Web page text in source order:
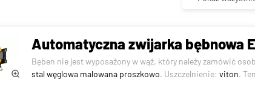
Automatyczna zwijarka bębnowa
Bęben nie jest wyposażony w wąż, który należy zamówić
stal węglowa malowana proszkowo. Uszczelnienie: viton.